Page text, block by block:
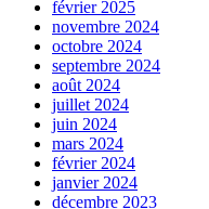
février 2025
novembre 2024
octobre 2024
septembre 2024
août 2024
juillet 2024
juin 2024
mars 2024
février 2024
janvier 2024
décembre 2023